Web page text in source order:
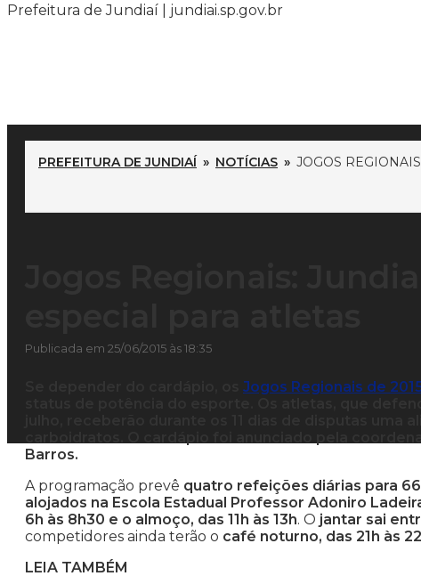
Prefeitura de Jundiaí | jundiai.sp.gov.br
PREFEITURA DE JUNDIAÍ » NOTÍCIAS » JOGOS
Publicada em 25/06/2015 às 18:35
Jogos Regionais de
Barros.
A programação prevê quatro refeições diárias para
alojados na Escola Estadual Professor Adoniro
6h às 8h30 e o almoço, das 11h às 13h. O jantar sai
competidores ainda terão o café noturno, das 21h às
LEIA TAMBÉM